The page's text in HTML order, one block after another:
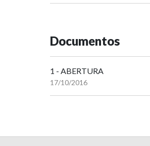
Documentos
1 - ABERTURA
17/10/2016